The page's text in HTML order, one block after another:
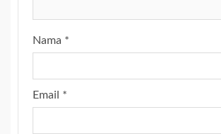
Nama *
Email *